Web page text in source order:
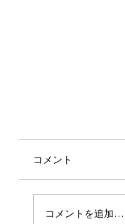
コメント
コメントを追加…